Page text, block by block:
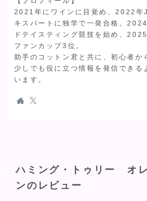
ハミング・トゥリー オ
ンのレビュー
2021年にワインに目覚め、2022年
キスパートに独学で一発合格。
ドテイスティング競技を始め、
ファンカップ3位。
助手のコットン君と共に、初心者か
少しでも役に立つ情報を発信できる
います。